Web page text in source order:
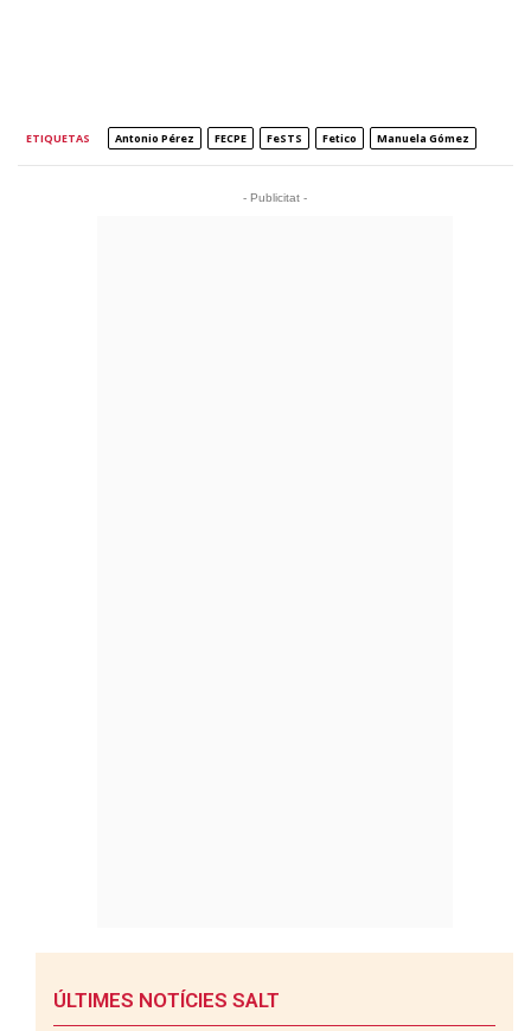
ETIQUETAS Antonio Pérez FECPE FeSTS Fetico Manuela Gómez
- Publicitat -
ÚLTIMES NOTÍCIES SALT